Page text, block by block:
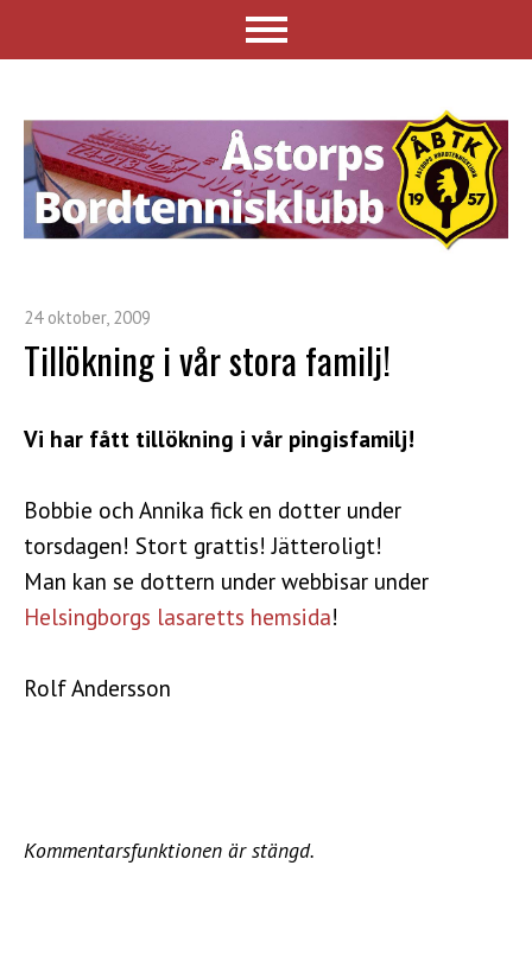
24 oktober, 2009
Tillökning i vår stora familj!
Vi har fått tillökning i vår pingisfamilj!
Bobbie och Annika fick en dotter under
torsdagen! Stort grattis! Jätteroligt!
Man kan se dottern under webbisar under
Helsingborgs lasaretts hemsida!
Rolf Andersson
Kommentarsfunktionen är stängd.